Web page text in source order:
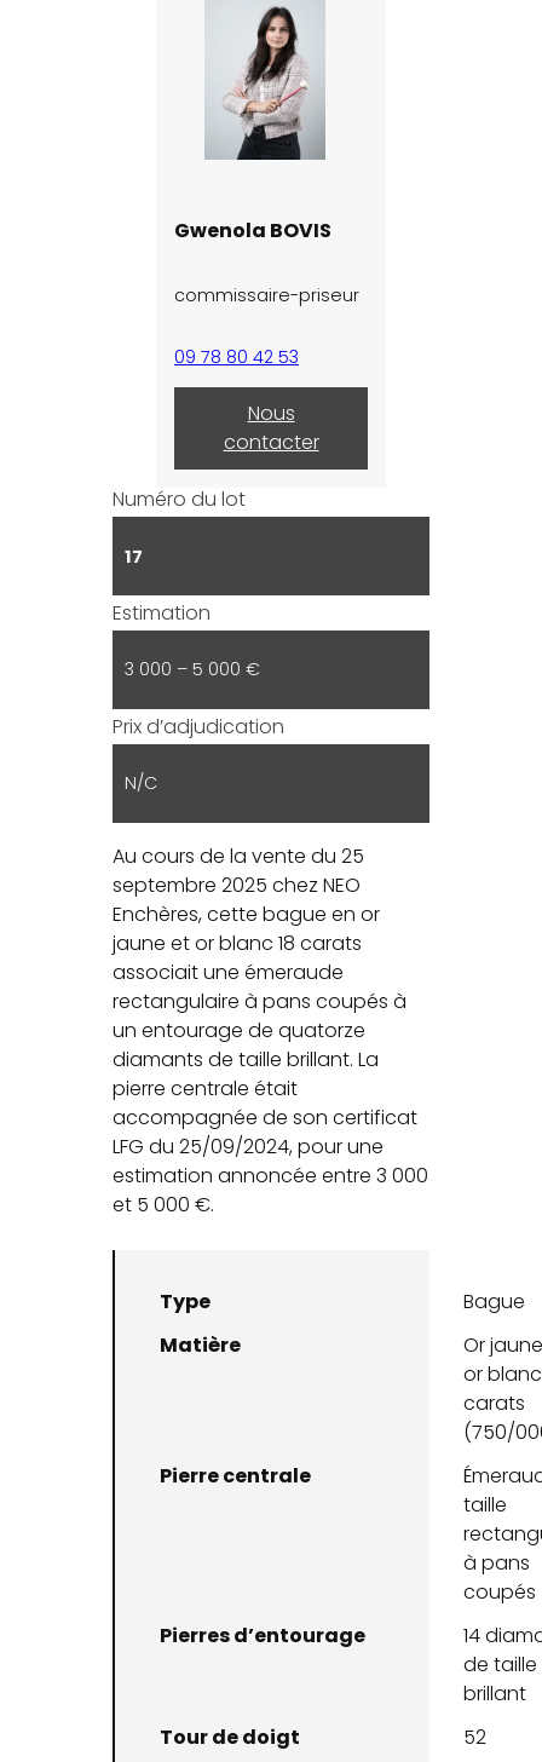
Gwenola BOVIS
commissaire-priseur
09 78 80 42 53
Nous
contacter
Numéro du lot
17
Estimation
3 000 – 5 000 €
Prix d’adjudication
N/C
Au cours de la vente du 25
septembre 2025 chez NEO
Enchères, cette bague en or
jaune et or blanc 18 carats
associait une émeraude
rectangulaire à pans coupés à
un entourage de quatorze
diamants de taille brillant. La
pierre centrale était
accompagnée de son certificat
LFG du 25/09/2024, pour une
estimation annoncée entre 3 000
et 5 000 €.
Type
Bague
Matière
Or
or blanc
carats
(750/
Pierre centrale
taille
à pans
coupés
Pierres d’entourage
14
de taille
brillant
Tour de doigt
52